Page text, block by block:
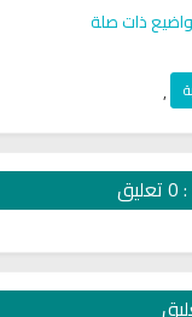
ذات صلة
,